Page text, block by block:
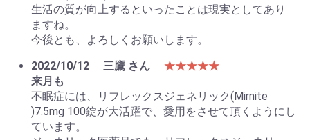
生活の質が向上するといったことは現実としてあり
ますね。
今後とも、よろしくお願いします。
2022/10/12
三鷹 さん
★★★★★
来月も
不眠症には、リフレックスジェネリック(Mirnite
)7.5mg 100錠が大活躍で、愛用をさせて頂くようにし
ています。